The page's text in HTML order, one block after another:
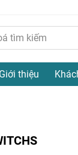
Giới thiệu